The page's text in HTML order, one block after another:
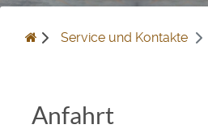
Service und Kontakte
Anfahrt